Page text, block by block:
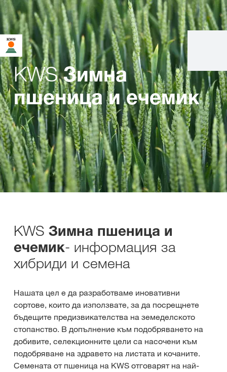
KWSЗимна
пшеница и ечемик
KWS Зимна пшеница и
ечемик- информация за
хибриди и семена
Нашата цел е да разработваме иновативни
сортове, които да използвате, за да посрещнете
бъдещите предизвикателства на земеделското
стопанство. В допълнение към подобряването на
добивите, селекционните цели са насочени към
подобряване на здравето на листата и кочаните.
Семената от пшеница на KWS отговарят на най-